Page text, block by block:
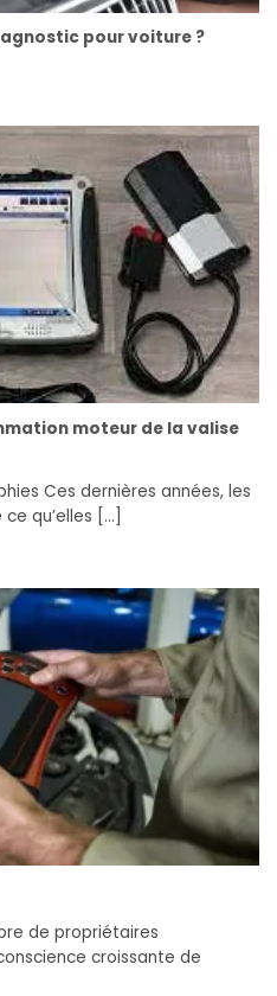
pour voiture ?
moteur de la valise
Ces dernières années, les
qu’elles [...]
de propriétaires
croissante de